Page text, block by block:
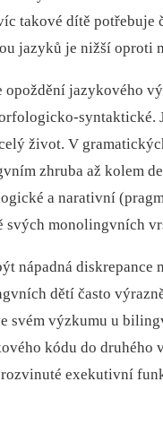
takové dítě potřebuje
jazyků je nižší oproti
opoždění jazykového
život. V
zhruba až kolem
a narativní
svých monolingvních
nápadná
dětí často
svém výzkumu u
kódu do
exekutivní